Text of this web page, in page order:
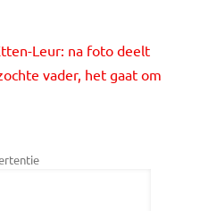
Leur: na foto deelt
vader, het gaat om